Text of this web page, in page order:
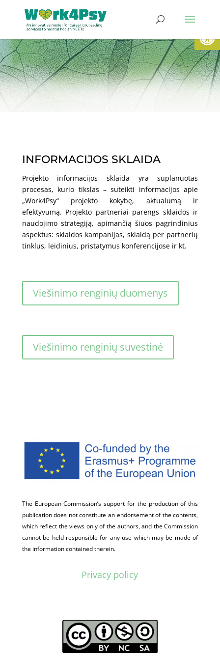
INFORMACIJOS SKLAIDA
Projekto informacijos sklaida yra suplanuotas
procesas, kurio tikslas – suteikti informacijos apie
„Work4Psy“ projekto kokybę, aktualumą ir
efektyvumą. Projekto partneriai parengs sklaidos ir
naudojimo strategiją, apimančią šiuos pagrindinius
aspektus: sklaidos kampanijas, sklaidą per partnerių
tinklus, leidinius, pristatymus konferencijose ir kt.
Viešinimo renginių duomenys
Viešinimo renginių suvestinė
The European Commission’s support for the production of this
publication does not constitute an endorsement of the contents,
which reflect the views only of the authors, and the Commission
cannot be held responsible for any use which may be made of
the information contained therein.
Privacy policy